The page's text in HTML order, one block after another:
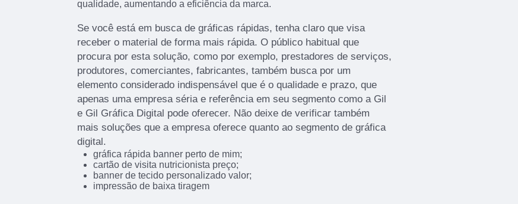
qualidade, aumentando a eficiência da marca.
Se você está em busca de gráficas rápidas, tenha claro que visa
receber o material de forma mais rápida. O público habitual que
procura por esta solução, como por exemplo, prestadores de serviços,
produtores, comerciantes, fabricantes, também busca por um
elemento considerado indispensável que é o qualidade e prazo, que
apenas uma empresa séria e referência em seu segmento como a Gil
e Gil Gráfica Digital pode oferecer. Não deixe de verificar também
mais soluções que a empresa oferece quanto ao segmento de gráfica
digital.
gráfica rápida banner perto de mim;
cartão de visita nutricionista preço;
banner de tecido personalizado valor;
impressão de baixa tiragem